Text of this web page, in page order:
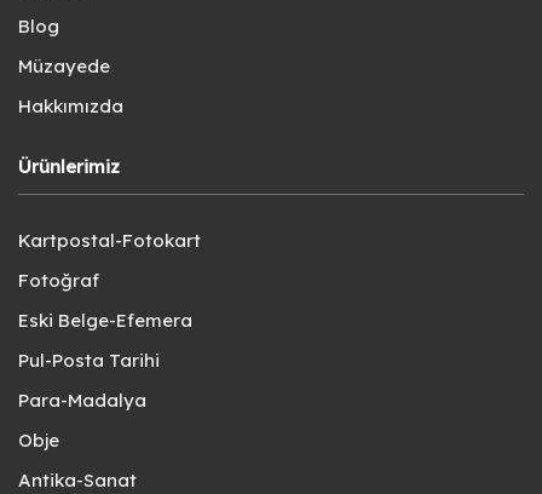
Blog
Müzayede
Hakkımızda
Ürünlerimiz
Kartpostal-Fotokart
Fotoğraf
Eski Belge-Efemera
Pul-Posta Tarihi
Para-Madalya
Obje
Antika-Sanat